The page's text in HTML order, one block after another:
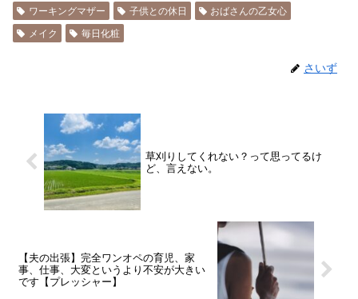
ワーキングマザー
子供との休日
おばさんの乙女心
メイク
毎日化粧
さいず
草刈りしてくれない？って思ってるけ
ど、言えない。
【夫の出張】完全ワンオペの育児、家
事、仕事、大変というより不安が大きい
です【プレッシャー】